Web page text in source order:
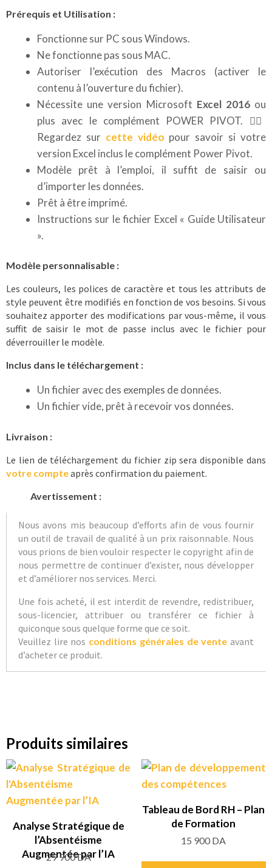
Prérequis et Utilisation :
Fonctionne sur PC sous Windows.
Ne fonctionne pas sous MAC.
Autoriser l’exécution des Macros (activer le
contenu à l’ouverture du fichier).
Nécessite une version Microsoft Excel 2016ou
plus avec le complément POWER PIVOT. 👉🏼
Regardez sur cette vidéo pour savoir si votre
version Excel inclus le complément Power Pivot.
Modèle prêt à l’emploi, il suffit de saisir ou
d’importer les données.
Prêt à être imprimé.
Instructions sur le fichier Excel « Guide Utilisateur
».
Modèle personnalisable :
Les couleurs, les polices de caractère et tous les attributs de
style peuvent être modifiés en fonction de vos besoins. Si vous
souhaitez apporter des modifications par vous-même, il vous
suffit de saisir le mot de passe inclus avec le fichier pour
déverrouiller le modèle.
Inclus dans le téléchargement :
Un fichier avec des exemples de données.
Un fichier vide, prêt à recevoir vos données.
Livraison :
Le lien de téléchargement du fichier zip sera disponible dans
votre compteaprès confirmation du paiement.
Avertissement :
Nous avons mis beaucoup d’efforts afin de vous fournir
un outil de travail de qualité à un prix raisonnable. Nous
vous prions de bien vouloir respecter le copyright afin de
nous permettre de continuer d’exister, nous développer
et d’améliorer nos services. Merci.
Une fois acheté, il est interdit de revendre, redistribuer,
sous-licencier, attribuer ou transférer ce fichier à
quiconque sous quelque forme que ce soit.
Veuillez lire nos conditions générales de vente avant
d’acheter ce produit.
Produits similaires
Analyse Stratégique de
l’Absentéisme
Augmentée par l’IA
29 900DA
Tableau de Bord RH – Plan
de Formation
15 900 DA